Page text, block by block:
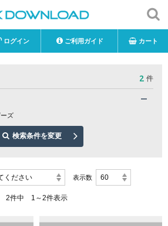
ログイン ご利用ガイド カート
2 件
ズ
検索条件を変更
ください 表示数 60
2件中 1～2件表示